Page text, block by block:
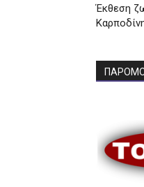
Έκθεση